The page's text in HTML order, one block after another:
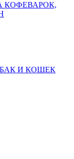
КОФЕВАРОК,
И КОШЕК